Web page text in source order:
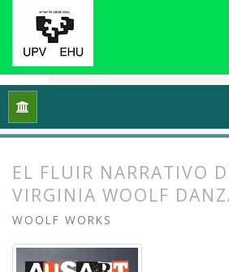
Inicio Vol. 7 Núm. 1
EL FLUIR NARRATIVO
VIRGINIA WOOLF
WOOLF WORKS